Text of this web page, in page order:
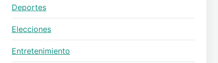
Deportes
Elecciones
Entretenimiento